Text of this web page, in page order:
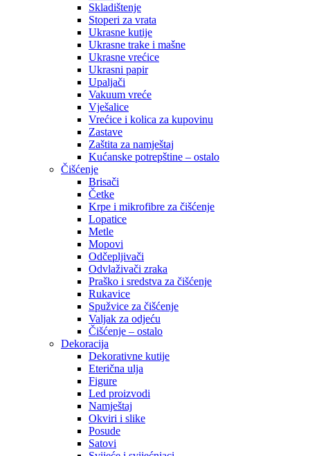
Skladištenje
Stoperi za vrata
Ukrasne kutije
Ukrasne trake i mašne
Ukrasne vrećice
Ukrasni papir
Upaljači
Vakuum vreće
Vješalice
Vrećice i kolica za kupovinu
Zastave
Zaštita za namještaj
Kućanske potrepštine – ostalo
Čišćenje
Brisači
Četke
Krpe i mikrofibre za čišćenje
Lopatice
Metle
Mopovi
Odčepljivači
Odvlaživači zraka
Praško i sredstva za čišćenje
Rukavice
Spužvice za čišćenje
Valjak za odjeću
Čišćenje – ostalo
Dekoracija
Dekorativne kutije
Eterična ulja
Figure
Led proizvodi
Namještaj
Okviri i slike
Posude
Satovi